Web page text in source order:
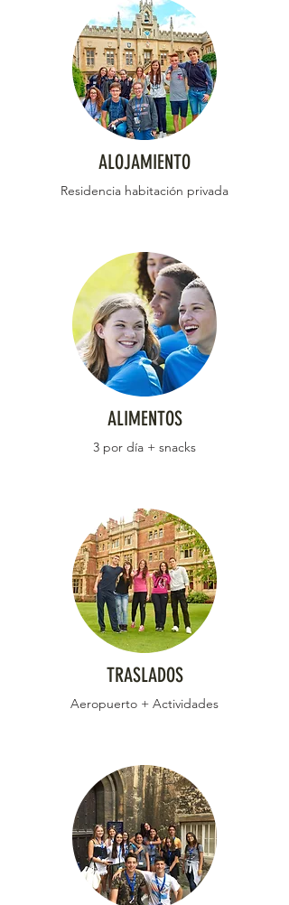
ALOJAMIENTO
Residencia habitación privada
ALIMENTOS
3 por día + snacks
TRASLADOS
Aeropuerto + Actividades